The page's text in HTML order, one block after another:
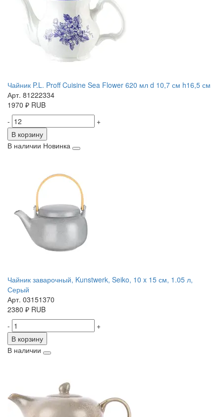
Чайник P.L. Proff Cuisine Sea Flower 620 мл d 10,7 см h16,5 см
Арт. 81222334
1970 ₽ RUB
-
+
В корзину
В наличии Новинка
Чайник заварочный, Kunstwerk, Seiko, 10 x 15 см, 1.05 л,
Серый
Арт. 03151370
2380 ₽ RUB
-
+
В корзину
В наличии